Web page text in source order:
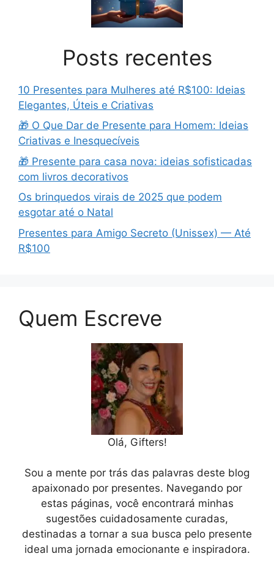
Posts recentes
10 Presentes para Mulheres até R$100: Ideias
Elegantes, Úteis e Criativas
🎁 O Que Dar de Presente para Homem: Ideias
Criativas e Inesquecíveis
🎁 Presente para casa nova: ideias sofisticadas
com livros decorativos
Os brinquedos virais de 2025 que podem
esgotar até o Natal
Presentes para Amigo Secreto (Unissex) — Até
R$100
Quem Escreve
Olá, Gifters!
Sou a mente por trás das palavras deste blog
apaixonado por presentes. Navegando por
estas páginas, você encontrará minhas
sugestões cuidadosamente curadas,
destinadas a tornar a sua busca pelo presente
ideal uma jornada emocionante e inspiradora.